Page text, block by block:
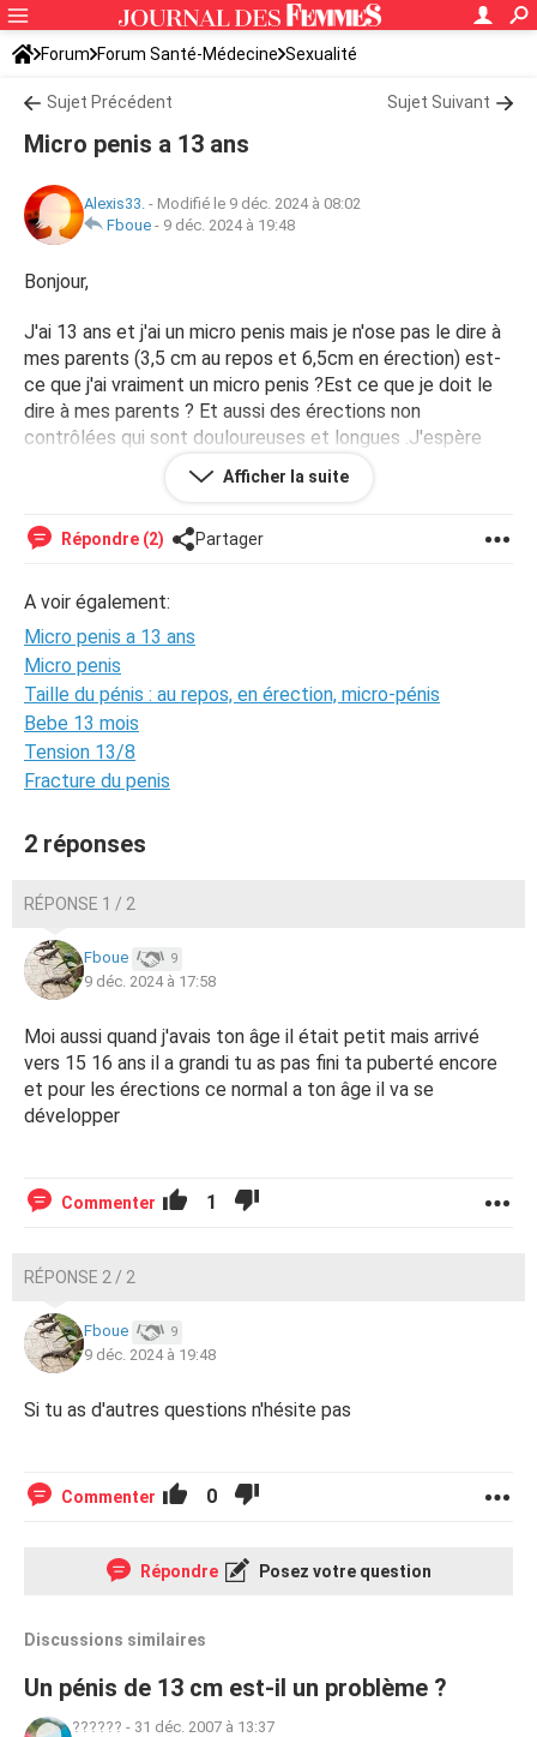
Forum Forum Santé-Médecine Sexualité
Sujet Précédent Sujet Suivant
Micro penis a 13 ans
Alexis33. - Modifié le 9 déc. 2024 à 08:02
Fboue - 9 déc. 2024 à 19:48
Bonjour,
J'ai 13 ans et j'ai un micro penis mais je n'ose pas le dire à
mes parents (3,5 cm au repos et 6,5cm en érection) est-
ce que j'ai vraiment un micro penis ?Est ce que je doit le
dire à mes parents ? Et aussi des érections non
contrôlées qui sont douloureuses et longues .J'espère
avoir une réponse rapidement merci .
Afficher la suite
Répondre (2) Partager
A voir également:
Micro penis a 13 ans
Micro penis
Taille du pénis : au repos, en érection, micro-pénis
Bebe 13 mois
Tension 13/8
Fracture du penis
2 réponses
RÉPONSE 1 / 2
Fboue 9
9 déc. 2024 à 17:58
Moi aussi quand j'avais ton âge il était petit mais arrivé
vers 15 16 ans il a grandi tu as pas fini ta puberté encore
et pour les érections ce normal a ton âge il va se
développer
Commenter 1
RÉPONSE 2 / 2
Fboue 9
9 déc. 2024 à 19:48
Si tu as d'autres questions n'hésite pas
Commenter 0
Répondre Posez votre question
Discussions similaires
Un pénis de 13 cm est-il un problème ?
?????? - 31 déc. 2007 à 13:37